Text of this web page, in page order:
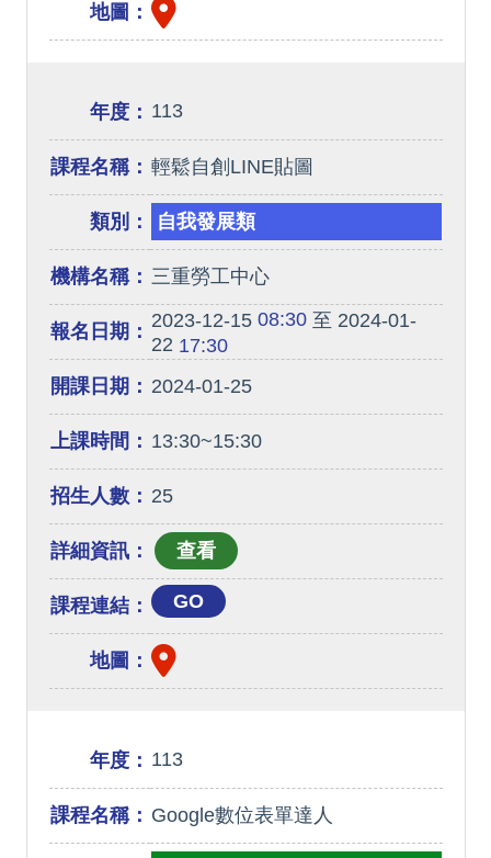
地圖：
年度： 113
課程名稱： 輕鬆自創LINE貼圖
類別： 自我發展類
機構名稱： 三重勞工中心
報名日期： 2023-12-1508:30至 2024-01-
22 17:30
開課日期： 2024-01-25
上課時間： 13:30~15:30
招生人數： 25
詳細資訊：
課程連結： GO
地圖：
年度： 113
課程名稱： Google數位表單達人